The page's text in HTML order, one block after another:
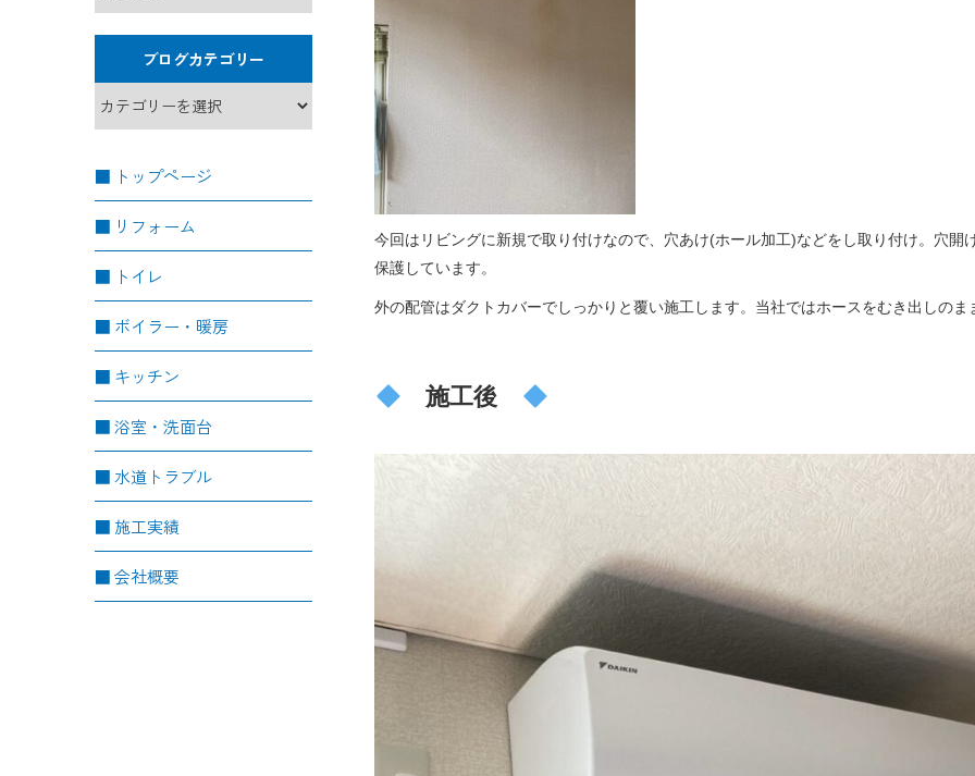
ブログカテゴリー
トップページ
リフォーム
トイレ
ボイラー・暖房
キッチン
浴室・洗面台
水道トラブル
施工実績
会社概要
今回はリビングに新規で取り付けなので、穴あけ(ホール加工)などをし取り付け。穴
保護しています。
外の配管はダクトカバーでしっかりと覆い施工します。当社ではホースをむき出しのま
施工後